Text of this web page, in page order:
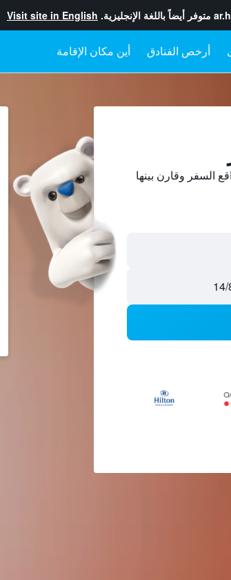
متوفر أيضاً باللغة الإنجليزية. Visit site in English
أرخص الفنادق أين مكان الإقامة
السفر وقارن بينها